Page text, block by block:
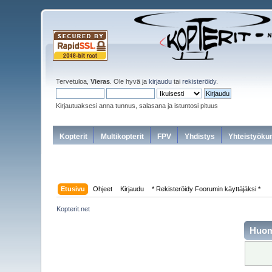
Tervetuloa,Vieras . Ole hyvä jakirjaudu tairekisteröidy.
Kirjautuaksesi anna tunnus, salasana ja istuntosi pituus
Kopterit Multikopterit FPV Yhdistys
Etusivu Ohjeet Kirjaudu * Rekisteröidy Foorumin käyttäjäksi *
Kopterit.net